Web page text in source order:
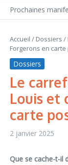
Prochaines
Accueil / Dossiers /
Forgerons en
Dossiers
Le
Louis et
carte
2 janvier 2025
Que se cache-t-il